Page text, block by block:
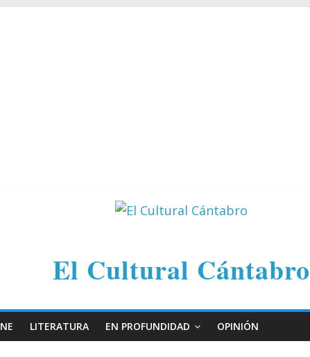
El Cultural Cántabro
LITERATURA EN PROFUNDIDAD OPINIÓN